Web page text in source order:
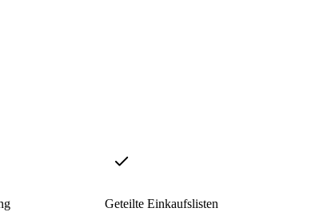
Geteilte Einkaufslisten